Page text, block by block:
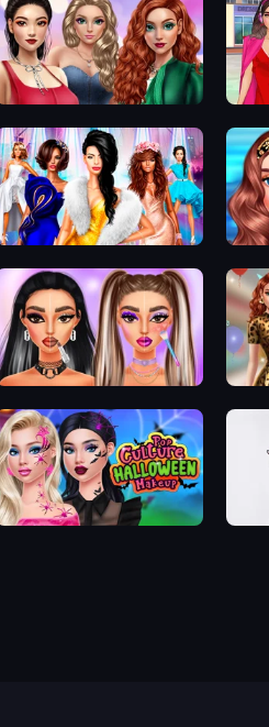
Colored Denim Trends
Fashion Dress Up Challenge
Makeup Trends: Then and Now
Pop Culture Halloween Makeup